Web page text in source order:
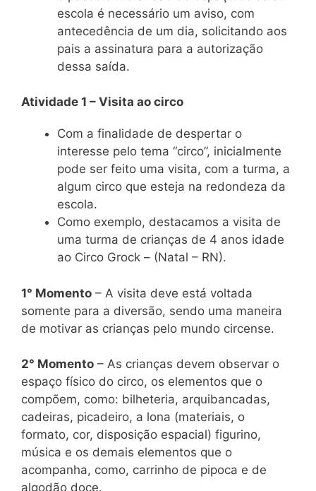
escola é necessário um aviso, com
antecedência de um dia, solicitando aos
pais a assinatura para a autorização
dessa saída.
Atividade 1 – Visita ao circo
Com a finalidade de despertar o
interesse pelo tema “circo”, inicialmente
pode ser feito uma visita, com a turma, a
algum circo que esteja na redondeza da
escola.
Como exemplo, destacamos a visita de
uma turma de crianças de 4 anos idade
ao Circo Grock – (Natal – RN).
1° Momento – A visita deve está voltada
somente para a diversão, sendo uma maneira
de motivar as crianças pelo mundo circense.
2° Momento – As crianças devem observar o
espaço físico do circo, os elementos que o
compõem, como: bilheteria, arquibancadas,
cadeiras, picadeiro, a lona (materiais, o
formato, cor, disposição espacial) figurino,
música e os demais elementos que o
acompanha, como, carrinho de pipoca e de
algodão doce.